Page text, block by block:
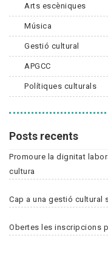
Arts escèniques
Música
Gestió cultural
APGCC
Polítiques culturals
Posts recents
Promoure la dignitat
cultura
Cap a una gestió cultural
Obertes les inscripcions